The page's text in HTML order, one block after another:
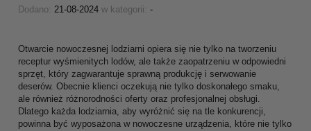
Dodano: 21-08-2024 w kategorii: -
Otwarcie nowoczesnej lodziarni opiera się nie tylko na tworzeniu
receptur wyśmienitych lodów, ale także zaopatrzeniu w odpowiedni
sprzęt, który zagwarantuje sprawną produkcję i serwowanie
deserów. Obecnie klienci oczekują nie tylko doskonałego smaku,
ale również różnorodności oferty oraz profesjonalnej obsługi.
Dlatego każda lodziarnia, aby wyróżnić się na tle konkurencji,
powinna być wyposażona w nowoczesne urządzenia, które nie tylko